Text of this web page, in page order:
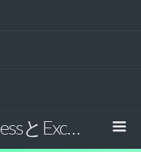
税理士が教えるAccessとExcelで経理の仕事を効率的にする方法